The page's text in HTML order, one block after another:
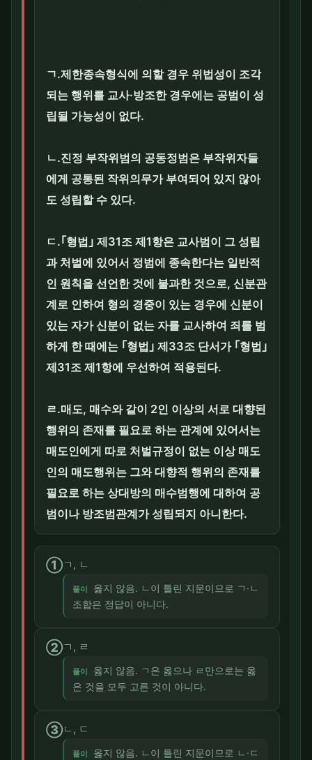
ㄱ.제한종속형식에 의할 경우 위법성이 조각
되는 행위를 교사·방조한 경우에는 공범이 성
립될 가능성이 없다.
ㄴ.진정 부작위범의 공동정범은 부작위자들
에게 공통된 작위의무가 부여되어 있지 않아
도 성립할 수 있다.
ㄷ.｢형법｣ 제31조 제1항은 교사범이 그 성립
과 처벌에 있어서 정범에 종속한다는 일반적
인 원칙을 선언한 것에 불과한 것으로, 신분관
계로 인하여 형의 경중이 있는 경우에 신분이
있는 자가 신분이 없는 자를 교사하여 죄를 범
하게 한 때에는 ｢형법｣ 제33조 단서가 ｢형법｣
제31조 제1항에 우선하여 적용된다.
ㄹ.매도, 매수와 같이 2인 이상의 서로 대향된
행위의 존재를 필요로 하는 관계에 있어서는
매도인에게 따로 처벌규정이 없는 이상 매도
인의 매도행위는 그와 대향적 행위의 존재를
필요로 하는 상대방의 매수범행에 대하여 공
범이나 방조범관계가 성립되지 아니한다.
①ㄱ, ㄴ
풀이
옳지 않음. ㄴ이 틀린 지문이므로 ㄱ·ㄴ
조합은 정답이 아니다.
②ㄱ, ㄹ
풀이
옳지 않음. ㄱ은 옳으나 ㄹ만으로는 옳
은 것을 모두 고른 것이 아니다.
③ㄴ, ㄷ
풀이 옳지 않음. ㄴ이 틀린 지문이므로 ㄴ·ㄷ